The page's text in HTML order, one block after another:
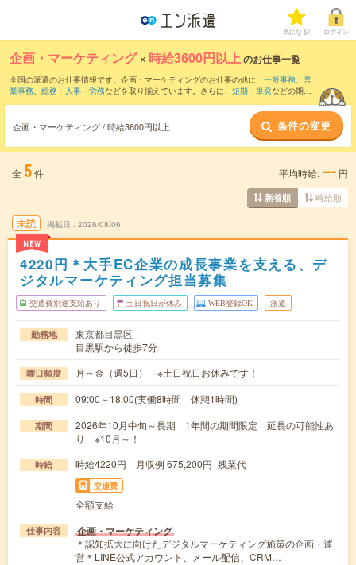
気になる! ログイン
企画・マーケティング × 時給3600円以上のお仕事一覧
全国の派遣のお仕事情報です。企画・マーケティングのお仕事の他に、 一般事務、 営
業事務、 総務・人事・労務などを取り揃えています。さらに、 短期 ・ 単発などの期間
企画・マーケティング / 時給3600円以上 条件の変更
全 5件 平均時給: --- 円
新着順 時給順
未読
NEW
掲載日 2026/08/06
4220円＊大手EC企業の成長事業を支える、デ
ジタルマーケティング担当募集
交通費別途支給あり 土日祝日が休み WEB登録OK 派遣
勤務地
東京都目黒区
目黒駅から徒歩7分
曜日頻度 月～金（週5日） ※土日祝日お休みです！
時間 09:00～18:00(実働8時間 休憩1時間)
期間
2026年10月中旬～長期 1年間の期間限定 延長の可能性あ
り ※10月～！
時給 時給4220円 月収例 675,200円+残業代
交通費
全額支給
仕事内容 企画・マーケティング
＊認知拡大に向けたデジタルマーケティング施策の企画・運
営＊LINE公式アカウント、メール配信、CRM…